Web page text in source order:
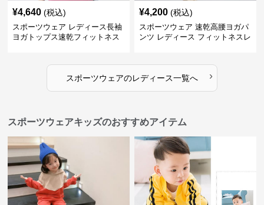
¥4,640 (税込)
スポーツウェア レディース長袖
ヨガトップス速乾フィットネス
¥4,200 (税込)
スポーツウェア 速乾高腰ヨガパ
ンツ レディース フィットネスレ
スポーツウェアのレディース一覧へ ›
スポーツウェアキッズのおすすめアイテム